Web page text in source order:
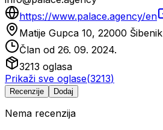
https://www.palace.agency/en
Matije Gupca 10, 22000 Šibenik
Član od 26. 09. 2024.
3213 oglasa
Prikaži sve oglase(3213)
Recenzije Dodaj
Nema recenzija